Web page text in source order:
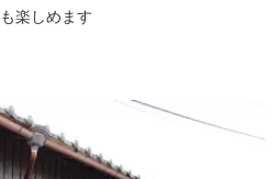
楽しめます